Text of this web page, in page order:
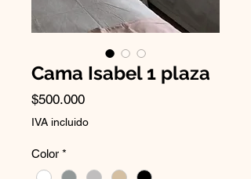
Cama Isabel 1 plaza
$500.000Precio
IVA incluido
Color *